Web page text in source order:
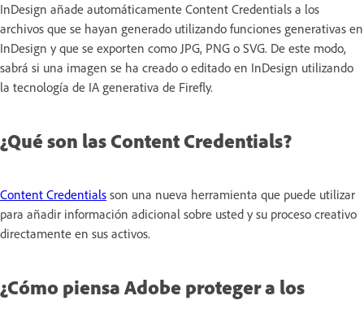
InDesign añade automáticamente Content Credentials a los
archivos que se hayan generado utilizando funciones generativas en
InDesign y que se exporten como JPG, PNG o SVG. De este modo,
sabrá si una imagen se ha creado o editado en InDesign utilizando
la tecnología de IA generativa de Firefly.
¿Qué son las Content Credentials?
Content Credentials son una nueva herramienta que puede utilizar
para añadir información adicional sobre usted y su proceso creativo
directamente en sus activos.
¿Cómo piensa Adobe proteger a los